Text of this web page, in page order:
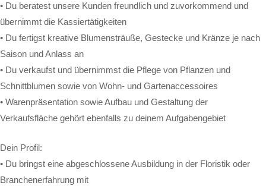
• Du beratest unsere Kunden freundlich und zuvorkommend und
übernimmt die Kassiertätigkeiten
• Du fertigst kreative Blumensträuße, Gestecke und Kränze je nach
Saison und Anlass an
• Du verkaufst und übernimmst die Pflege von Pflanzen und
Schnittblumen sowie von Wohn- und Gartenaccessoires
• Warenpräsentation sowie Aufbau und Gestaltung der
Verkaufsfläche gehört ebenfalls zu deinem Aufgabengebiet
Dein Profil:
• Du bringst eine abgeschlossene Ausbildung in der Floristik oder
Branchenerfahrung mit